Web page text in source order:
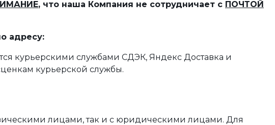
, что наша Компания не сотрудничает с ПОЧТОЙ
адресу:
курьерскими службами СДЭК, Яндекс Доставка и
курьерской службы.
лицами, так и с юридическими лицами. Для